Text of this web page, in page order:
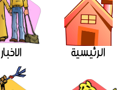
الرئيسية الاخبار